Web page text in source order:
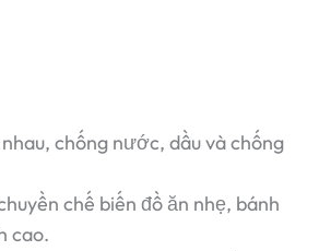
chống nước, dầu và chống
chế biến đồ ăn nhẹ, bánh
cao.